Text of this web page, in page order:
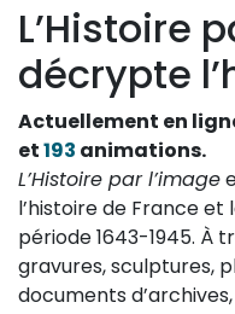
L’Histoire
décrypte
Actuellement en
et193 animations.
L’Histoire par l’image
l’histoire de France
période 1643-1945. À
gravures, sculptures,
documents